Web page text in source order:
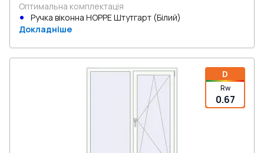
Оптимальна комплектація
Ручка віконна HOPPE Штутгарт (Білий)
Докладніше
D
Rw
0.67